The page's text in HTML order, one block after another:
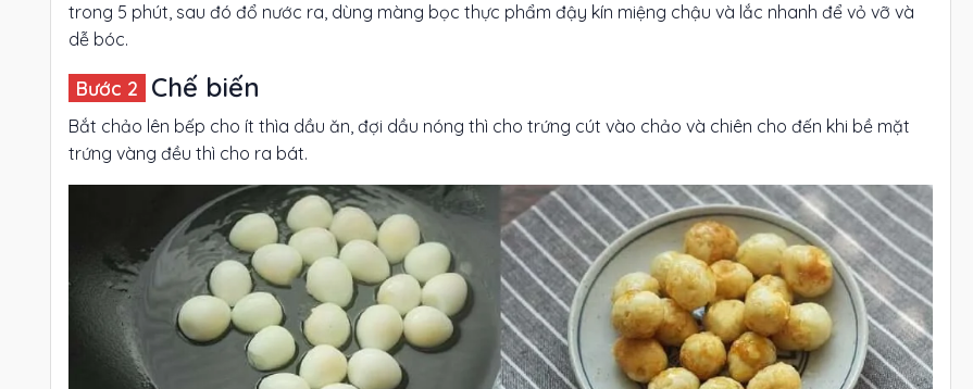
trong 5 phút, sau đó đổ nước ra, dùng màng bọc thực phẩm đậy kín miệng chậu và lắc nhanh để vỏ vỡ và
dễ bóc.
Chế biến
Bắt chảo lên bếp cho ít thìa dầu ăn, đợi dầu nóng thì cho trứng cút vào chảo và chiên cho đến khi bề mặt
trứng vàng đều thì cho ra bát.